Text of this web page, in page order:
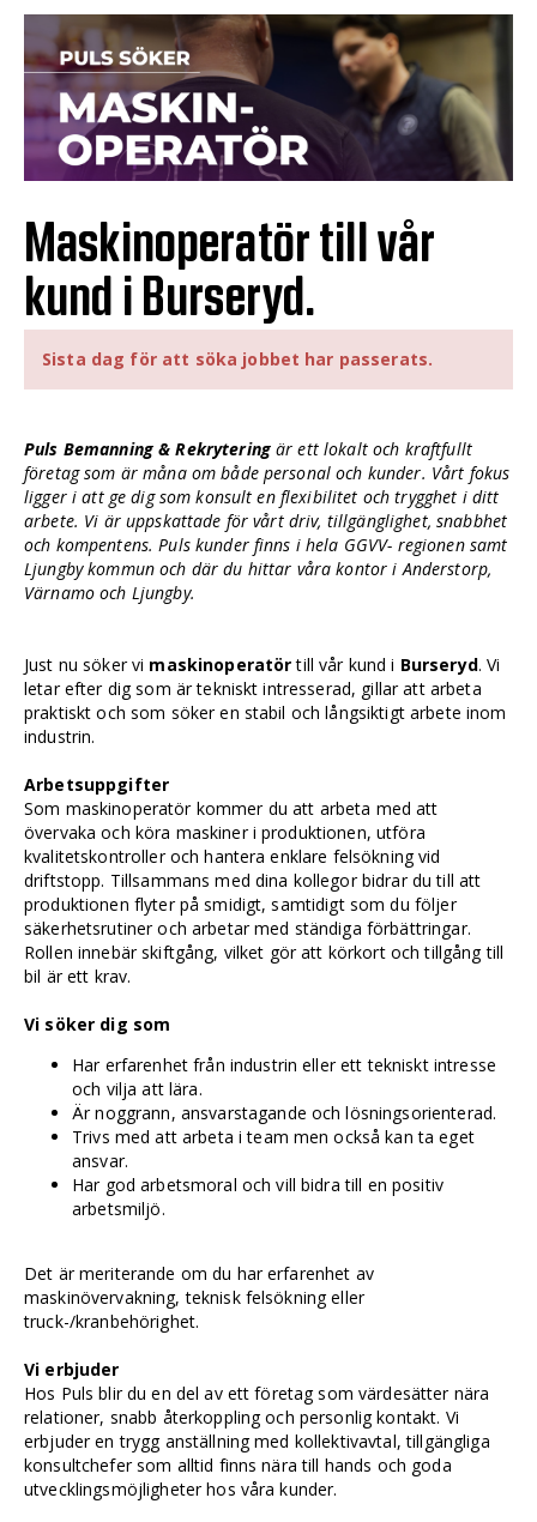
Maskinoperatör till vår
kund i Burseryd.
Sista dag för att söka jobbet har passerats.
Puls Bemanning & Rekryteringär ett lokalt och kraftfullt
företag som är måna om både personal och kunder. Vårt fokus
ligger i att ge dig som konsult en flexibilitet och trygghet i ditt
arbete. Vi är uppskattade för vårt driv, tillgänglighet, snabbhet
och kompentens. Puls kunder finns i hela GGVV- regionen samt
Ljungby kommun och där du hittar våra kontor i Anderstorp,
Värnamo och Ljungby.
Just nu söker vi maskinoperatörtill vår kund i Burseryd. Vi
letar efter dig som är tekniskt intresserad, gillar att arbeta
praktiskt och som söker en stabil och långsiktigt arbete inom
industrin.
Arbetsuppgifter
Som maskinoperatör kommer du att arbeta med att
övervaka och köra maskiner i produktionen, utföra
kvalitetskontroller och hantera enklare felsökning vid
driftstopp. Tillsammans med dina kollegor bidrar du till att
produktionen flyter på smidigt, samtidigt som du följer
säkerhetsrutiner och arbetar med ständiga förbättringar.
Rollen innebär skiftgång, vilket gör att körkort och tillgång till
bil är ett krav.
Vi söker dig som
Har erfarenhet från industrin eller ett tekniskt intresse
och vilja att lära.
Är noggrann, ansvarstagande och lösningsorienterad.
Trivs med att arbeta i team men också kan ta eget
ansvar.
Har god arbetsmoral och vill bidra till en positiv
arbetsmiljö.
Det är meriterande om du har erfarenhet av
maskinövervakning, teknisk felsökning eller
truck-/kranbehörighet.
Vi erbjuder
Hos Puls blir du en del av ett företag som värdesätter nära
relationer, snabb återkoppling och personlig kontakt. Vi
erbjuder en trygg anställning med kollektivavtal, tillgängliga
konsultchefer som alltid finns nära till hands och goda
utvecklingsmöjligheter hos våra kunder.